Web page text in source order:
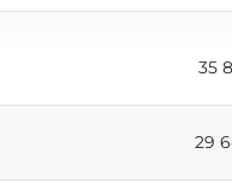
35
29